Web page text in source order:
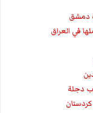
دمشق
في العراق
دجلة